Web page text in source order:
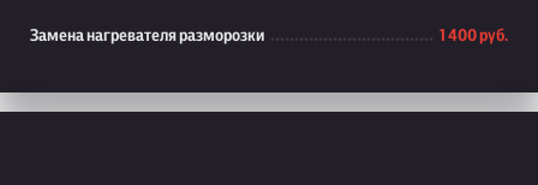
Замена нагревателя разморозки 1 400 руб.